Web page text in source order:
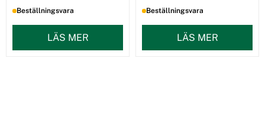
Beställningsvara
LÄS MER
Beställningsvara
LÄS MER